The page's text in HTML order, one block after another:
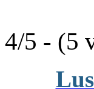
4/5 - (5